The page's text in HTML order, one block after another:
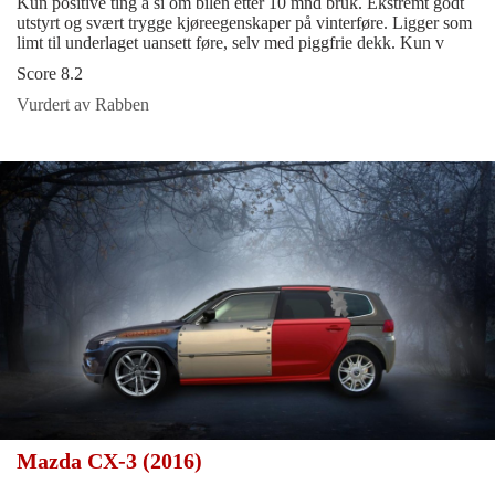
utstyrt og svært trygge kjøreegenskaper på vinterføre. Ligger som
limt til underlaget uansett føre, selv med piggfrie dekk. Kun v
Score 8.2
Vurdert av Rabben
Mazda CX-3 (2016)